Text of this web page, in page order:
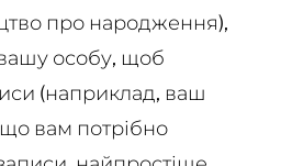
про народження),
особу, щоб
(наприклад, ваш
вам потрібно